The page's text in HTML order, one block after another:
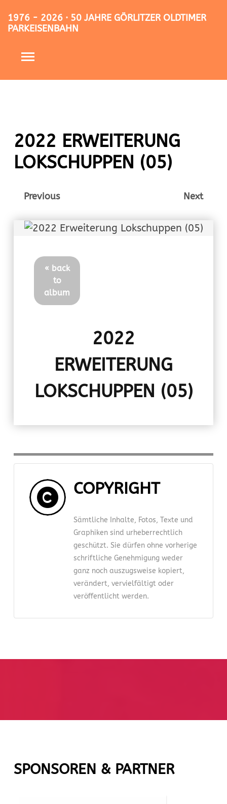
1976 - 2026 · 50 JAHRE GÖRLITZER OLDTIMER
PARKEISENBAHN
2022 ERWEITERUNG
LOKSCHUPPEN (05)
Previous Next
« back
to
album
2022
ERWEITERUNG
LOKSCHUPPEN (05)
COPYRIGHT
Sämtliche Inhalte, Fotos, Texte und
Graphiken sind urheberrechtlich
geschützt. Sie dürfen ohne vorherige
schriftliche Genehmigung weder
ganz noch auszugsweise kopiert,
verändert, vervielfältigt oder
veröffentlicht werden.
SPONSOREN & PARTNER